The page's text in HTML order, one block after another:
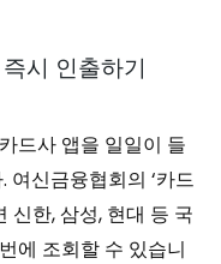
시 인출하기
드사 앱을 일일이 들
여신금융협회의 ‘카드
신한, 삼성, 현대 등 국
에 조회할 수 있습니